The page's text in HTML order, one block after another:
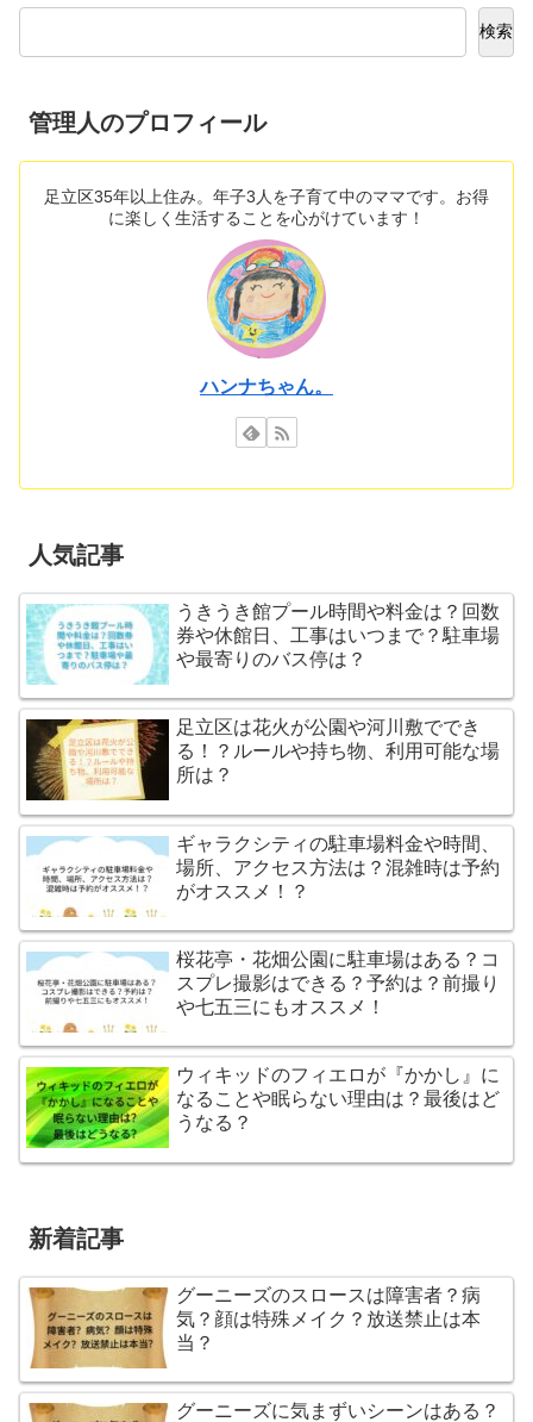
検索
管理人のプロフィール
足立区35年以上住み。年子3人を子育て中のママです。お得
に楽しく生活することを心がけています！
ハンナちゃん。
人気記事
うきうき館プール時間や料金は？回数
券や休館日、工事はいつまで？駐車場
や最寄りのバス停は？
足立区は花火が公園や河川敷ででき
る！？ルールや持ち物、利用可能な場
所は？
ギャラクシティの駐車場料金や時間、
場所、アクセス方法は？混雑時は予約
がオススメ！？
桜花亭・花畑公園に駐車場はある？コ
スプレ撮影はできる？予約は？前撮り
や七五三にもオススメ！
ウィキッドのフィエロが『かかし』に
なることや眠らない理由は？最後はど
うなる？
新着記事
グーニーズのスロースは障害者？病
気？顔は特殊メイク？放送禁止は本
当？
グーニーズに気まずいシーンはある？